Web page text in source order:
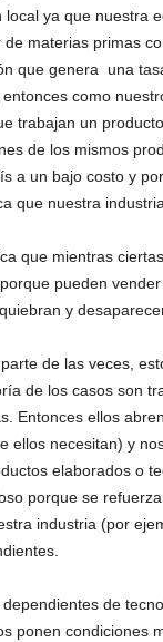
local ya que nuestra
de materias primas
que genera una
como
trabajan un
de los mismos
a un bajo costo y
que nuestra
que mientras
pueden
y
de las veces,
de los casos son
Entonces ellos
ellos necesitan) y
elaborados o
porque se
industria (por
de
ponen condiciones